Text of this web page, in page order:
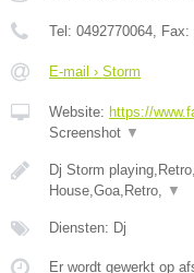
Tel: 0492770064 , Fax:
E-mail › Storm
Website: https://
Screenshot ▼
Dj Storm
House,Goa,Retro,
▼
Diensten: Dj
Er wordt gewerkt op